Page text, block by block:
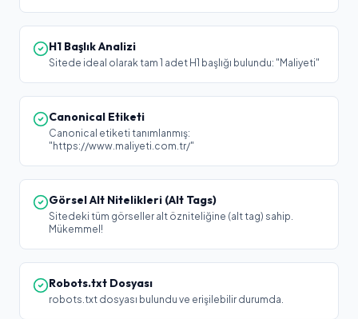
H1 Başlık Analizi
Sitede ideal olarak tam 1 adet H1 başlığı bulundu: "Maliyeti"
Canonical Etiketi
Canonical etiketi tanımlanmış:
"https://www.maliyeti.com.tr/"
Görsel Alt Nitelikleri (Alt Tags)
Sitedeki tüm görseller alt özniteliğine (alt tag) sahip.
Mükemmel!
Robots.txt Dosyası
robots.txt dosyası bulundu ve erişilebilir durumda.